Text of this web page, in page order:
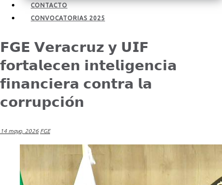
CONTACTO
CONVOCATORIAS 2025
𝗙𝗚𝗘 𝗩𝗲𝗿𝗮𝗰𝗿𝘂𝘇 𝘆 𝗨𝗜𝗙
𝗳𝗼𝗿𝘁𝗮𝗹𝗲𝗰𝗲𝗻 𝗶𝗻𝘁𝗲𝗹𝗶𝗴𝗲𝗻𝗰𝗶𝗮
𝗳𝗶𝗻𝗮𝗻𝗰𝗶𝗲𝗿𝗮 𝗰𝗼𝗻𝘁𝗿𝗮 𝗹𝗮
𝗰𝗼𝗿𝗿𝘂𝗽𝗰𝗶𝗼́𝗻
14 mayo, 2026 FGE